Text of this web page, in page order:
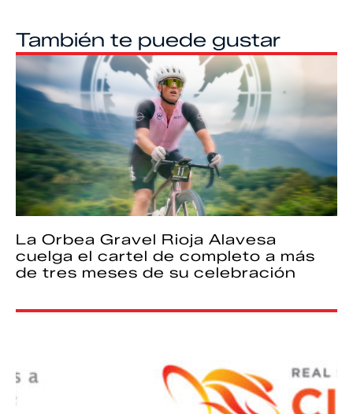
También te puede gustar
La Orbea Gravel Rioja Alavesa
cuelga el cartel de completo a más
de tres meses de su celebración